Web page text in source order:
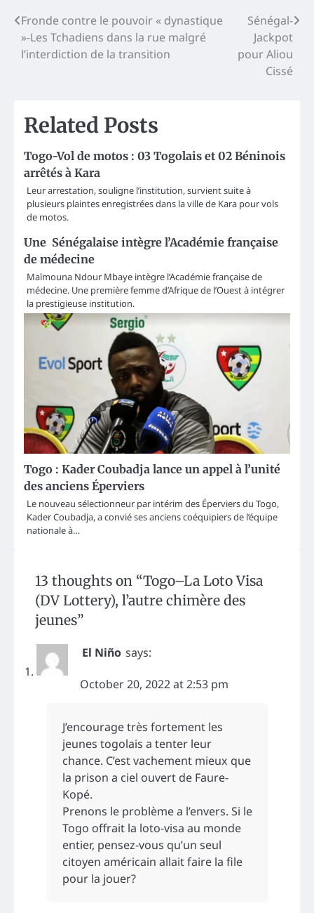
Post
navigation
Fronde contre le pouvoir « dynastique
»-Les Tchadiens dans la rue malgré
l’interdiction de la transition
Sénégal-
Jackpot
pour Aliou
Cissé
Related Posts
Togo-Vol de motos : 03 Togolais et 02 Béninois
arrêtés à Kara
Leur arrestation, souligne l’institution, survient suite à
plusieurs plaintes enregistrées dans la ville de Kara pour vols
de motos.
Une Sénégalaise intègre l’Académie française
de médecine
Maïmouna Ndour Mbaye intègre l’Académie française de
médecine. Une première femme d’Afrique de l’Ouest à intégrer
la prestigieuse institution.
Togo : Kader Coubadja lance un appel à l’unité
des anciens Éperviers
Le nouveau sélectionneur par intérim des Éperviers du Togo,
Kader Coubadja, a convié ses anciens coéquipiers de l’équipe
nationale à…
13 thoughts on “Togo–La Loto Visa
(DV Lottery), l’autre chimère des
jeunes”
El Niño says:
October 20, 2022 at 2:53 pm
J’encourage très fortement les
jeunes togolais a tenter leur
chance. C’est vachement mieux que
la prison a ciel ouvert de Faure-
Kopé.
Prenons le problème a l’envers. Si le
Togo offrait la loto-visa au monde
entier, pensez-vous qu’un seul
citoyen américain allait faire la file
pour la jouer?